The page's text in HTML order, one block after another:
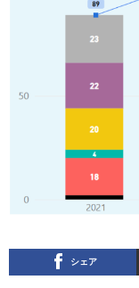
シェア